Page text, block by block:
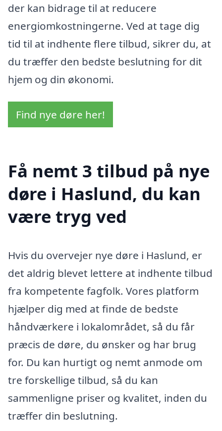
der kan bidrage til at reducere
energiomkostningerne. Ved at tage dig
tid til at indhente flere tilbud, sikrer du, at
du træffer den bedste beslutning for dit
hjem og din økonomi.
Find nye døre her!
Få nemt 3 tilbud på nye
døre i Haslund, du kan
være tryg ved
Hvis du overvejer nye døre i Haslund, er
det aldrig blevet lettere at indhente tilbud
fra kompetente fagfolk. Vores platform
hjælper dig med at finde de bedste
håndværkere i lokalområdet, så du får
præcis de døre, du ønsker og har brug
for. Du kan hurtigt og nemt anmode om
tre forskellige tilbud, så du kan
sammenligne priser og kvalitet, inden du
træffer din beslutning.